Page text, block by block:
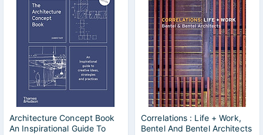
Architecture Concept Book
An Inspirational Guide To
Correlations : Life + Work,
Bentel And Bentel Architects